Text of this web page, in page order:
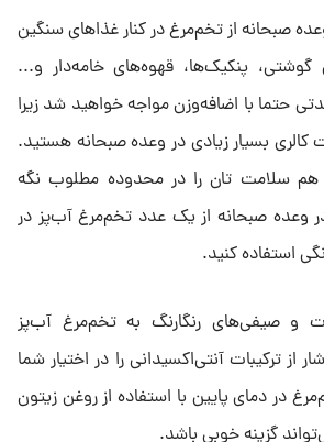
صبحانه از تخم‌مرغ در کنار غذاهای سنگین
گوشتی، پنکیک‌ها، قهوه‌های خامه‌دار و...
حتما با اضافه‌وزن مواجه خواهید شد زیرا
کالری بسیار زیادی در وعده صبحانه هستید.
هم سلامت تان را در محدوده مطلوب نگه
وعده صبحانه از یک عدد تخم‌مرغ آب‌پز در
استفاده کنید.
و صیفی‌های رنگارنگ به تخم‌مرغ آب‌پز
از ترکیبات آنتی‌اکسیدانی را در اختیار شما
در دمای پایین با استفاده از روغن زیتون
گزینه خوبی باشد.